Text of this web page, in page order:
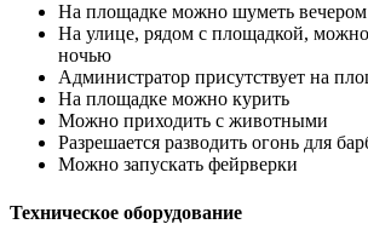
На площадке можно шуметь
На улице, рядом с площадкой,
ночью
Администратор присутствует на
На площадке можно курить
Можно приходить с животными
Разрешается разводить огонь для
Можно запускать фейрверки
Техническое оборудование